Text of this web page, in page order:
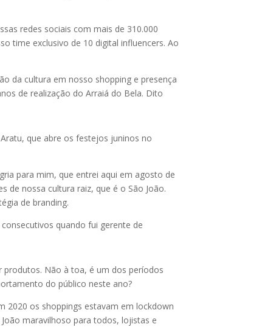
redes sociais com mais de 310.000
time exclusivo de 10 digital influencers. Ao
da cultura em nosso shopping e presença
de realização do Arraiá do Bela. Dito
que abre os festejos juninos no
para mim, que entrei aqui em agosto de
nossa cultura raiz, que é o São João.
de branding.
quando fui gerente de
Não à toa, é um dos períodos
do público neste ano?
2020 os shoppings estavam em lockdown
maravilhoso para todos, lojistas e